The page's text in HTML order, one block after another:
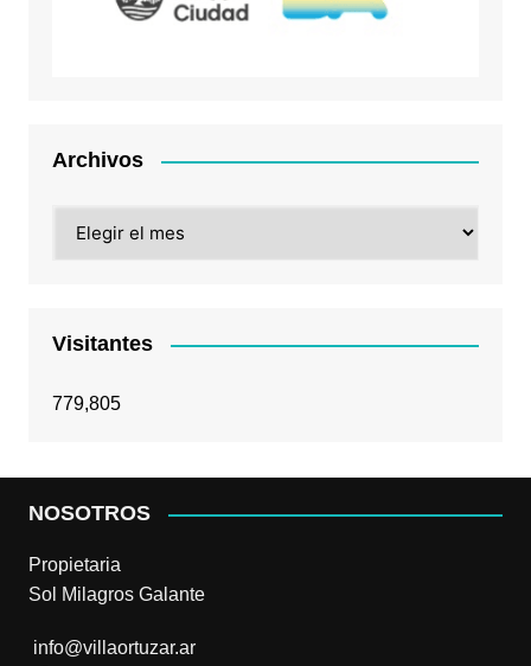
Archivos
Visitantes
779,805
NOSOTROS
Propietaria
Sol Milagros Galante
info@villaortuzar.ar